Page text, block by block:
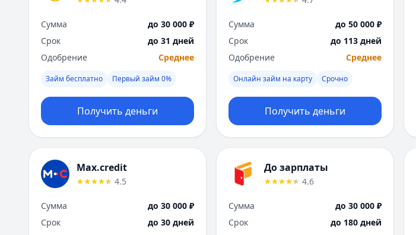
Сумма
до 30 000 ₽
Срок
до 31 дней
Одобрение
Среднее
Займ бесплатно Первый займ 0%
Получить деньги
Сумма
до 50 000 ₽
Срок
до 113 дней
Одобрение
Среднее
Онлайн займ на карту Срочно
Получить деньги
Max.credit
4.5
Сумма
до 30 000 ₽
Срок
до 30 дней
До зарплаты
4.6
Сумма
до 30 000 ₽
Срок
до 180 дней